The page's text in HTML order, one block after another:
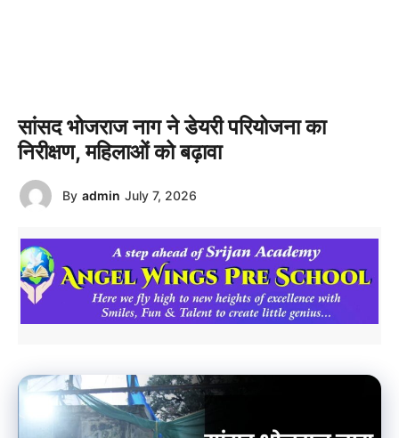
सांसद भोजराज नाग ने डेयरी परियोजना का
निरीक्षण, महिलाओं को बढ़ावा
By admin July 7, 2026